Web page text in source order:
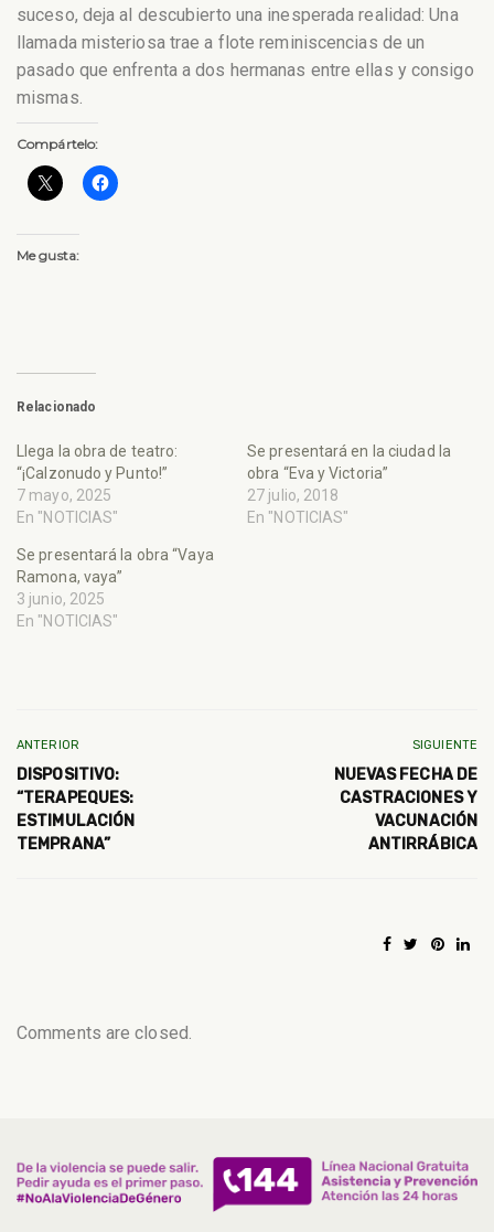
suceso, deja al descubierto una inesperada realidad: Una
llamada misteriosa trae a flote reminiscencias de un
pasado que enfrenta a dos hermanas entre ellas y consigo
mismas.
Compártelo:
Me gusta:
Relacionado
Llega la obra de teatro:
“¡Calzonudo y Punto!”
7 mayo, 2025
En "NOTICIAS"
Se presentará en la ciudad la
obra “Eva y Victoria”
27 julio, 2018
En "NOTICIAS"
Se presentará la obra “Vaya
Ramona, vaya”
3 junio, 2025
En "NOTICIAS"
ANTERIOR
DISPOSITIVO:
“TERAPEQUES:
ESTIMULACIÓN
TEMPRANA”
SIGUIENTE
NUEVAS FECHA DE
CASTRACIONES Y
VACUNACIÓN
ANTIRRÁBICA
Comments are closed.